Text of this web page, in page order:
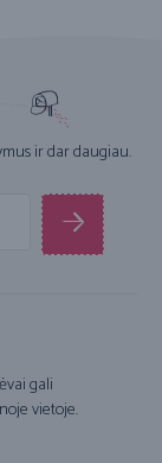
ir dar daugiau.
gali
vietoje.